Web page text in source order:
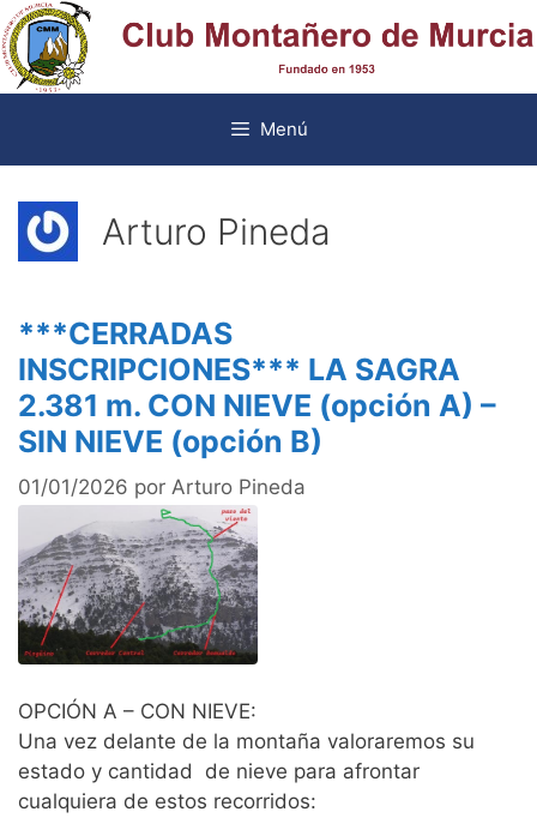
Saltar
al
contenido
Menú
Arturo Pineda
***CERRADAS
INSCRIPCIONES*** LA SAGRA
2.381 m. CON NIEVE (opción A) –
SIN NIEVE (opción B)
01/01/2026 por Arturo Pineda
OPCIÓN A – CON NIEVE:
Una vez delante de la montaña valoraremos su
estado y cantidad de nieve para afrontar
cualquiera de estos recorridos: